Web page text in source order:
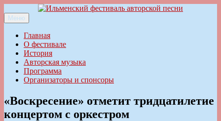
к
содержимому
Ильменский фестиваль авторской песни
Меню
Главная
О фестивале
История
Авторская музыка
Программа
Организаторы и спонсоры
«Воскресение» отметит тридцатилетие
концертом с оркестром